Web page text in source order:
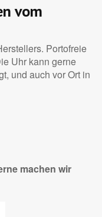
vom
Portofreie
Uhr kann gerne
und auch vor Ort in
machen wir